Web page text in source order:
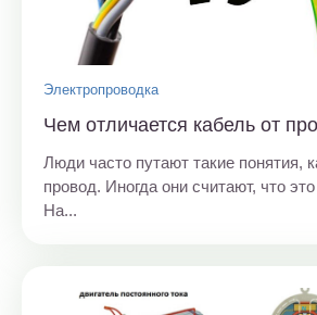
Электропроводка
Чем отличается кабель от
Люди часто путают такие понятия,
провод. Иногда они считают, что
На...